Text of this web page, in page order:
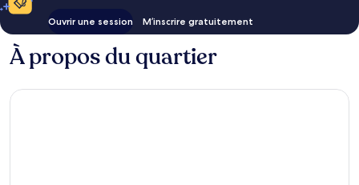
Ouvrir une session M’inscrire gratuitement
À propos du quartier